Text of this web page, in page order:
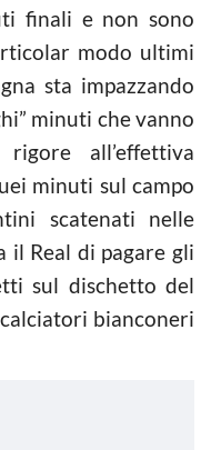
finali e non sono
modo ultimi
sta impazzando
minuti che vanno
all’effettiva
minuti sul campo
scatenati nelle
il Real di pagare gli
sul dischetto del
bianconeri